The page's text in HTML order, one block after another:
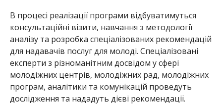
В процесі реалізації програми відбуватимуться
консультаційні візити, навчання з методології
аналізу та розробка спеціалізованих рекомендацій
для надавачів послуг для молоді. Спеціалізовані
експерти з різноманітним досвідом у сфері
молодіжних центрів, молодіжних рад, молодіжних
програм, аналітики та комунікацій проведуть
дослідження та нададуть дієві рекомендації.